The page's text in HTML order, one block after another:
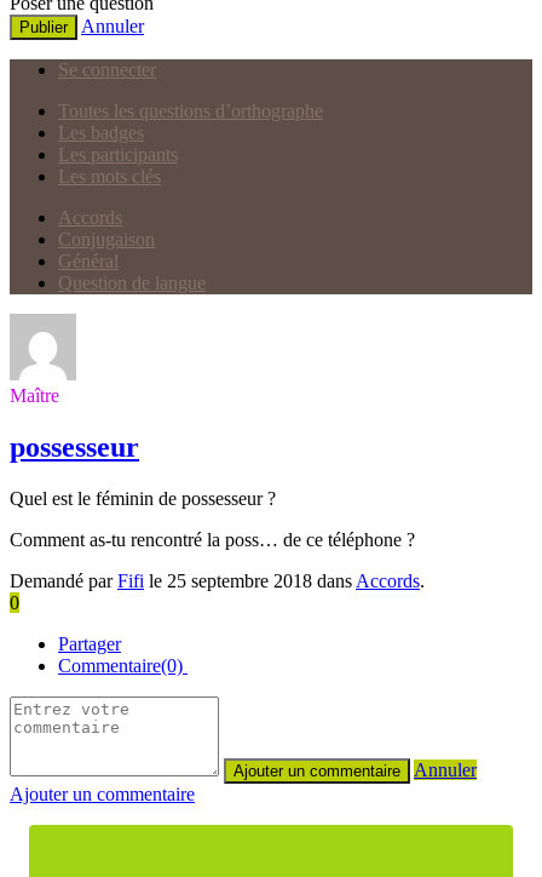
Publier Annuler
Se connecter
Toutes les questions d’orthographe
Les badges
Les participants
Les mots clés
Accords
Conjugaison
Général
Question de langue
Maître
possesseur
Quel est le féminin de possesseur ?
Comment as-tu rencontré la poss… de ce téléphone ?
Demandé parFifi le 25 septembre 2018 dans Accords.
0
Partager
Commentaire(0)
Annuler
Ajouter un commentaire